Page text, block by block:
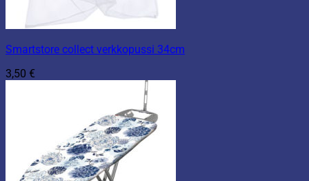
Smartstore collect verkkopussi 34cm
3,50 €